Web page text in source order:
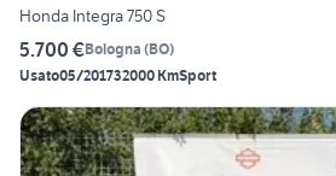
Honda Integra 750 S
5.700 €Bologna (BO)
Usato05/201732000 KmSport